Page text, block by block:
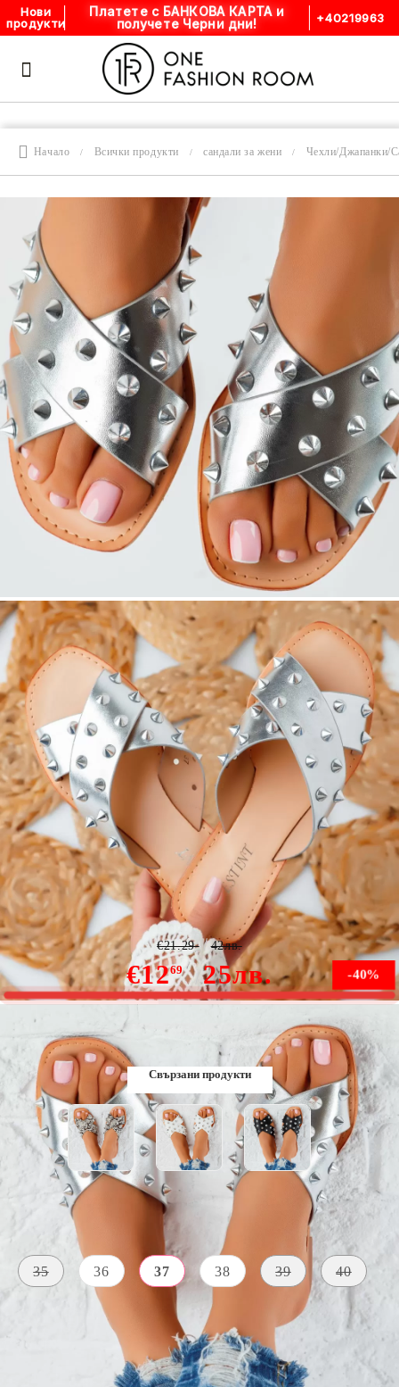
Нови
продукти
Платете с БАНКОВА КАРТА и
получете Черни дни! +40219963
Начало Всички продукти сандали за жени Чехли/Джапанки/
дамски чехли Gomez сребро #6018M
-40%
€1269 25лв.
€21.29 42лв.
Свързани продукти
Размер на обувки: Таблица с размери
35 36 37 38 39 40